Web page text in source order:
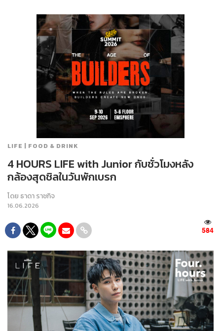
LIFE | FOOD & DRINK
4 HOURS LIFE with Junior กับชั่วโมงหลัง
กล้องสุดชิลในวันพักเบรก
โดย ธาดา ราชกิจ
16.06.2026
584